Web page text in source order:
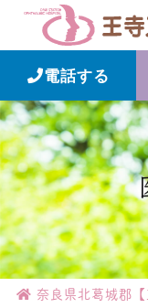
電話する
奈良県北葛城郡